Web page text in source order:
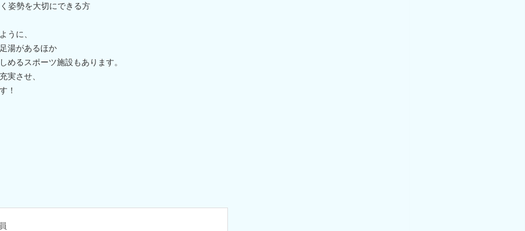
姿勢を大切にできる方
うに、
湯があるほか
めるスポーツ施設もあります。
実させ、
！